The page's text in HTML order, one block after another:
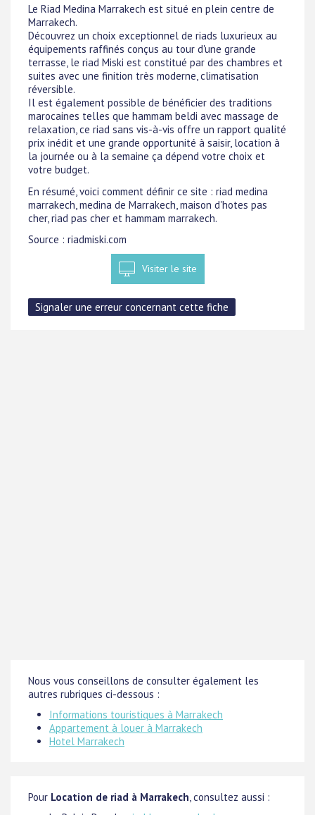
Le Riad Medina Marrakech est situé en plein centre de
Marrakech.
Découvrez un choix exceptionnel de riads luxurieux au
équipements raffinés conçus au tour d'une grande
terrasse, le riad Miski est constitué par des chambres et
suites avec une finition très moderne, climatisation
réversible.
Il est également possible de bénéficier des traditions
marocaines telles que hammam beldi avec massage de
relaxation, ce riad sans vis-à-vis offre un rapport qualité
prix inédit et une grande opportunité à saisir, location à
la journée ou à la semaine ça dépend votre choix et
votre budget.
En résumé, voici comment définir ce site : riad medina
marrakech, medina de Marrakech, maison d'hotes pas
cher, riad pas cher et hammam marrakech.
Source : riadmiski.com
Visiter le site
Nous vous conseillons de consulter également les
autres rubriques ci-dessous :
Informations touristiques à Marrakech
Appartement à louer à Marrakech
Hotel Marrakech
Pour Location de riad à Marrakech, consultez aussi :